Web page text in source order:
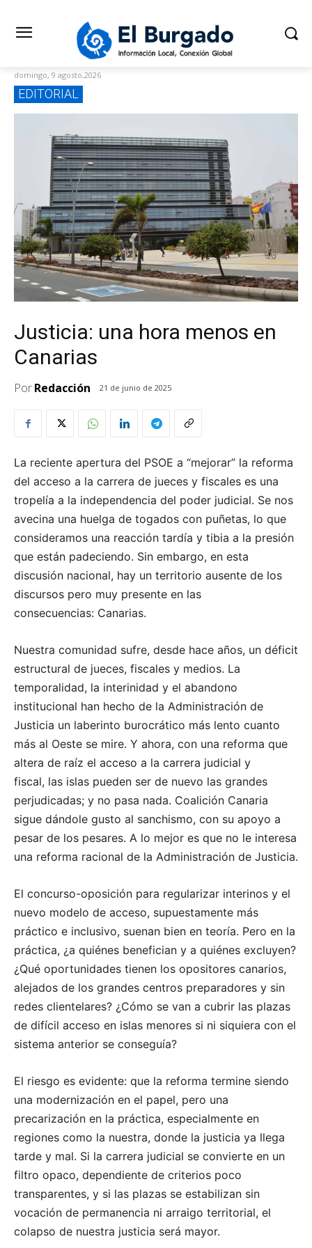
domingo, 9 agosto,2026
EDITORIAL
Justicia: una hora menos en
Canarias
PorRedacción 21 de junio de 2025
La reciente apertura del PSOE a “mejorar” la reforma
del acceso a la carrera de jueces y fiscales es una
tropelía a la independencia del poder judicial. Se nos
avecina una huelga de togados con puñetas, lo que
consideramos una reacción tardía y tibia a la presión
que están padeciendo. Sin embargo, en esta
discusión nacional, hay un territorio ausente de los
discursos pero muy presente en las
consecuencias: Canarias.
Nuestra comunidad sufre, desde hace años, un déficit
estructural de jueces, fiscales y medios. La
temporalidad, la interinidad y el abandono
institucional han hecho de la Administración de
Justicia un laberinto burocrático más lento cuanto
más al Oeste se mire. Y ahora, con una reforma que
altera de raíz el acceso a la carrera judicial y
fiscal, las islas pueden ser de nuevo las grandes
perjudicadas; y no pasa nada. Coalición Canaria
sigue dándole gusto al sanchismo, con su apoyo a
pesar de los pesares. A lo mejor es que no le interesa
una reforma racional de la Administración de Justicia.
El concurso-oposición para regularizar interinos y el
nuevo modelo de acceso, supuestamente más
práctico e inclusivo, suenan bien en teoría. Pero en la
práctica, ¿a quiénes benefician y a quiénes excluyen?
¿Qué oportunidades tienen los opositores canarios,
alejados de los grandes centros preparadores y sin
redes clientelares? ¿Cómo se van a cubrir las plazas
de difícil acceso en islas menores si ni siquiera con el
sistema anterior se conseguía?
El riesgo es evidente: que la reforma termine siendo
una modernización en el papel, pero una
precarización en la práctica, especialmente en
regiones como la nuestra, donde la justicia ya llega
tarde y mal. Si la carrera judicial se convierte en un
filtro opaco, dependiente de criterios poco
transparentes, y si las plazas se estabilizan sin
vocación de permanencia ni arraigo territorial, el
colapso de nuestra justicia será mayor.